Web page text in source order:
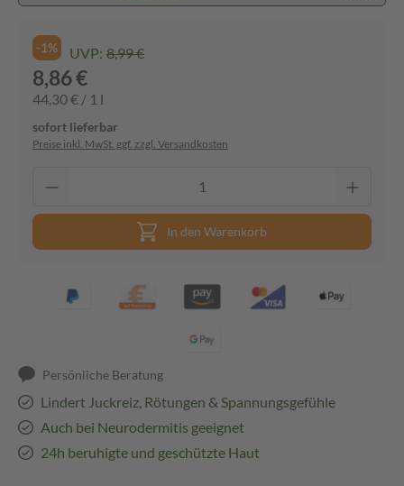
-1% UVP: 8,99 €
8,86 €
44,30 € / 1 l
sofort lieferbar
Preise inkl. MwSt. ggf. zzgl. Versandkosten
In den Warenkorb
Persönliche Beratung
Lindert Juckreiz, Rötungen & Spannungsgefühle
Auch bei Neurodermitis geeignet
24h beruhigte und geschützte Haut